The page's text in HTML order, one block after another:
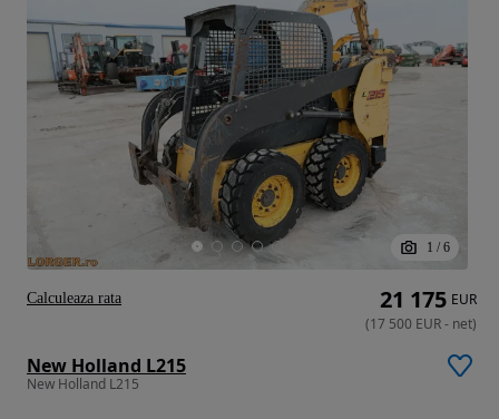
1 / 6
New Holland L215
New Holland L215
21 175 EUR
(17 500 EUR- net)
Calculeaza rata